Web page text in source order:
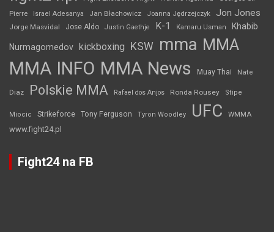
Pierre
Israel Adesanya Jan Błachowicz Joanna Jędrzejczyk Jon Jones
Jorge Masvidal Jose Aldo Justin Gaethje K-1 Kamaru Usman Khabib
Nurmagomedov kickboxing KSW mma MMA
MMA INFO MMA News Muay Thai Nate
Diaz Polskie MMA Rafael dos Anjos Ronda Rousey Stipe
Miocic Strikeforce Tony Ferguson Tyron Woodley UFC WMMA
www.fight24.pl
Fight24 na FB